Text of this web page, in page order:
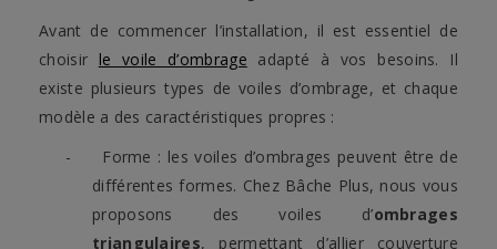
Avant de commencer l’installation, il est essentiel de
choisir le voile d’ombrage adapté à vos besoins. Il
existe plusieurs types de voiles d’ombrage, et chaque
modèle a des caractéristiques propres :
-
Forme : les voiles d’ombrages peuvent être de
différentes formes. Chez Bâche Plus, nous vous
proposons des voiles d’ombrages
triangulaires, permettant d’allier couverture